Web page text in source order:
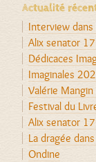
Actualité
Interview
Alix senator
Dédicaces
Imaginales
Valérie
Festival du
Alix senator
La dragée
Ondine